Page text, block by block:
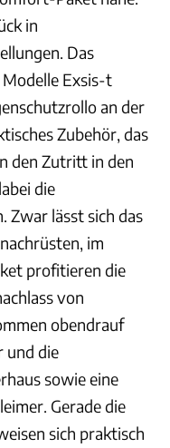
in
Das
Exsis-t
an der
Zubehör, das
den Zutritt in den
die
Zwar lässt sich das
im
profitieren die
von
obendrauf
und die
sowie eine
Gerade die
sich praktisch